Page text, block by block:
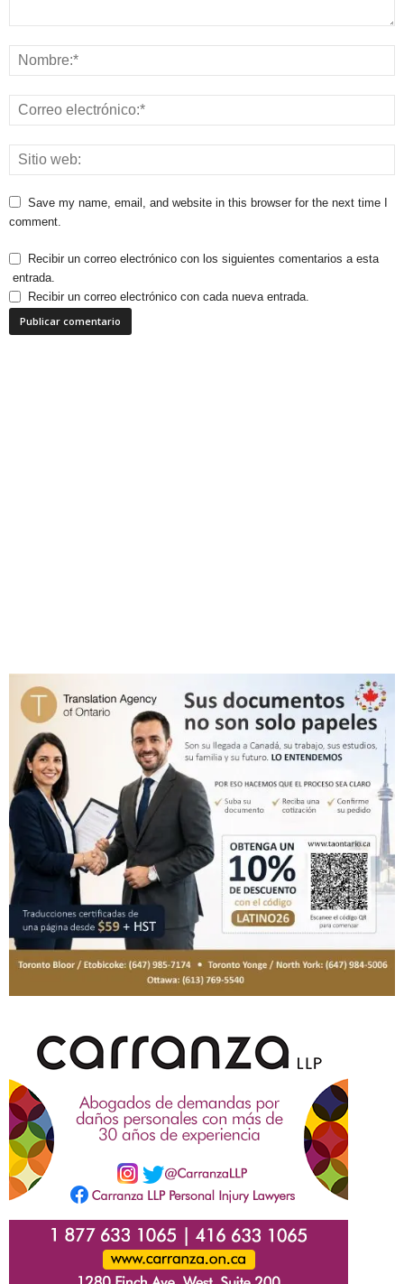
Save my name, email, and website in this browser for the next time I
comment.
Recibir un correo electrónico con los siguientes comentarios a esta
entrada.
Recibir un correo electrónico con cada nueva entrada.